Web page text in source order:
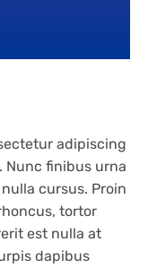
adipiscing
Nunc finibus urna
cursus. Proin
tortor
est nulla at
dapibus